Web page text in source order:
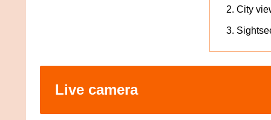
City
Live camera